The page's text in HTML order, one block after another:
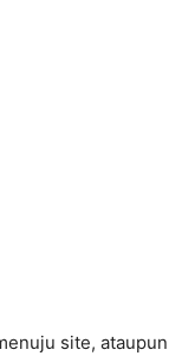
site, ataupun